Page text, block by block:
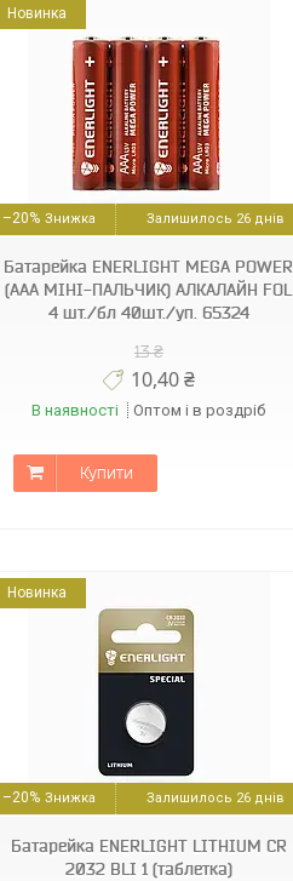
Новинка
–20% Залишилось 26 днів
Батарейка ENERLIGHT MEGA POWER
(AAA МІНІ-ПАЛЬЧИК) АЛКАЛАЙН FOL
4 шт./бл 40шт./уп. 65324
13 ₴
10,40 ₴
В наявності Оптом і в роздріб
Купити
4823093502536
Новинка
–20% Залишилось 26 днів
Батарейка ENERLIGHT LITHIUM CR
2032 BLI 1 (таблетка)
4823093501911